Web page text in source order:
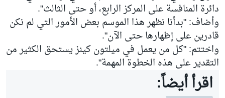
دائرة المنافسة على المركز الرابع، أو حتى الثالث".
وأضاف: "بدأنا نظهر هذا الموسم بعض الأمور التي لم نكن
قادرين على إظهارها حتى الآن".
واختتم: "كل من يعمل في ميلتون كينز يستحق الكثير من
التقدير على هذه الخطوة المهمة".
اقرأ أيضاً: